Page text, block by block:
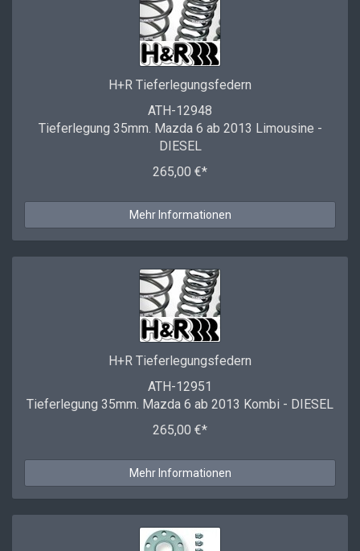
H+R Tieferlegungsfedern
ATH-12948
Tieferlegung 35mm. Mazda 6 ab 2013 Limousine -
DIESEL
265,00 €*
Mehr Informationen
H+R Tieferlegungsfedern
ATH-12951
Tieferlegung 35mm. Mazda 6 ab 2013 Kombi - DIESEL
265,00 €*
Mehr Informationen